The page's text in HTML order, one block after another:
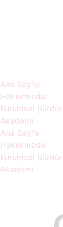
Ana Sayfa
Hakkımızda
Kurumsal
Akademi
Ana Sayfa
Hakkımızda
Kurumsal
Akademi